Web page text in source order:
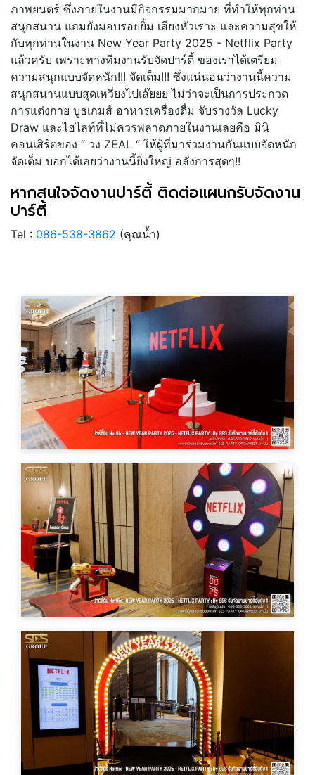
ภาพยนตร์ ซึ่งภายในงานมีกิจกรรมมากมาย ที่ทำให้ทุกท่าน
สนุกสนาน แถมยังมอบรอยยิ้ม เสียงหัวเราะ และความสุขให้
กับทุกท่านในงาน New Year Party 2025 - Netflix Party
แล้วครับ เพราะทางทีมงานรับจัดปาร์ตี้ ของเราได้เตรียม
ความสนุกแบบจัดหนัก!!! จัดเต็ม!!! ซึ่งแน่นอนว่างานนี้ความ
สนุกสนานแบบสุดเหวี่ยงไปเล๊ยยย ไม่ว่าจะเป็นการประกวด
การแต่งกาย บูธเกมส์ อาหารเครื่องดื่ม จับรางวัล Lucky
Draw และไฮไลท์ที่ไม่ควรพลาดภายในงานเลยคือ มินิ
คอนเสิร์ตของ “ วง ZEAL “ ให้ผู้ที่มาร่วมงานกันแบบจัดหนัก
จัดเต็ม บอกได้เลยว่างานนี้ยิ่งใหญ่ อลังการสุดๆ!!
หากสนใจจัดงานปาร์ตี้ ติดต่อแผนกรับจัดงาน
ปาร์ตี้
Tel : 086-538-3862 (คุณน้ำ)